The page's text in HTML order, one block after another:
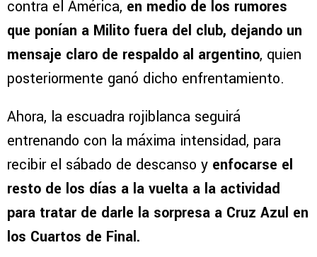
contra el América, en medio de los rumores
que ponían a Milito fuera del club, dejando un
mensaje claro de respaldo al argentino, quien
posteriormente ganó dicho enfrentamiento.
Ahora, la escuadra rojiblanca seguirá
entrenando con la máxima intensidad, para
recibir el sábado de descanso y enfocarse el
resto de los días a la vuelta a la actividad
para tratar de darle la sorpresa a Cruz Azul en
los Cuartos de Final.